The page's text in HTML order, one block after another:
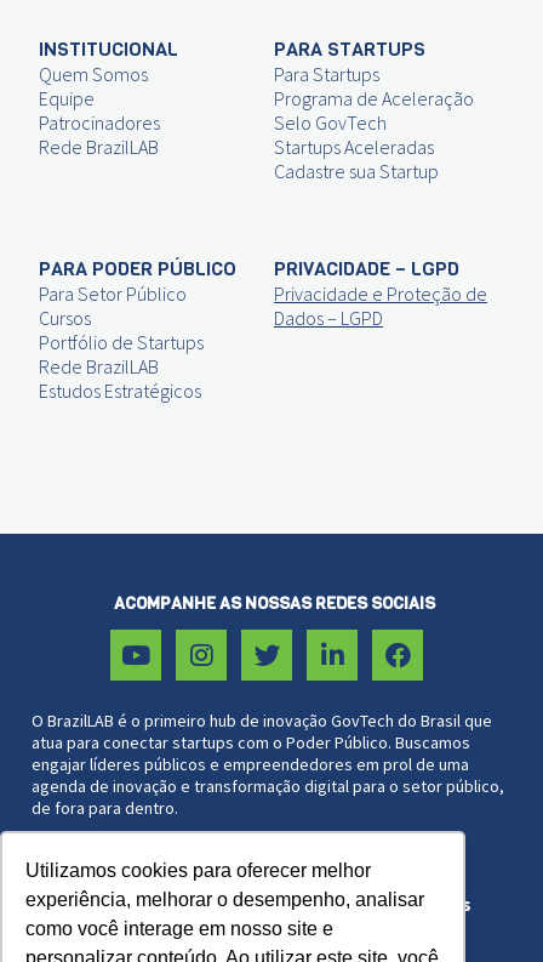
Utilizamos cookies para oferecer melhor
experiência, melhorar o desempenho, analisar
como você interage em nosso site e
INSTITUCIONAL
Quem Somos
Equipe
Patrocinadores
Rede BrazilLAB
PARA STARTUPS
Para Startups
Programa de Aceleração
Selo GovTech
Startups Aceleradas
Cadastre sua Startup
PARA PODER PÚBLICO
Para Setor Público
Cursos
Portfólio de Startups
Rede BrazilLAB
Estudos Estratégicos
PRIVACIDADE – LGPD
Privacidade e Proteção de
Dados – LGPD
O BrazilLAB é o primeiro hub de inovação GovTech do Brasil que
atua para conectar startups com o Poder Público. Buscamos
engajar líderes públicos e empreendedores em prol de uma
agenda de inovação e transformação digital para o setor público,
de fora para dentro.
ACOMPANHE AS NOSSAS REDES SOCIAIS
Associação Brazil Lab 27.572.051/0001-44
Copyright © 2021 BrazilLAB. Todos os direitos
reservados.